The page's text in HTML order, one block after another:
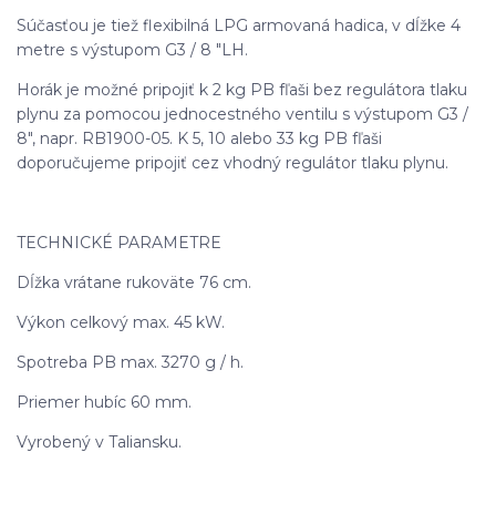
Súčasťou je tiež flexibilná LPG armovaná hadica, v dĺžke 4
metre s výstupom G3 / 8 "LH.
Horák je možné pripojiť k 2 kg PB fľaši bez regulátora tlaku
plynu za pomocou jednocestného ventilu s výstupom G3 /
8", napr. RB1900-05. K 5, 10 alebo 33 kg PB fľaši
doporučujeme pripojiť cez vhodný regulátor tlaku plynu.
TECHNICKÉ PARAMETRE
Dĺžka vrátane rukoväte 76 cm.
Výkon celkový max. 45 kW.
Spotreba PB max. 3270 g / h.
Priemer hubíc 60 mm.
Vyrobený v Taliansku.